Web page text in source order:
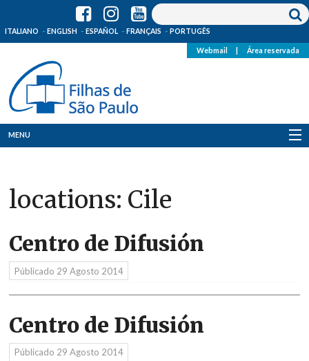
ITALIANO ENGLISH ESPAÑOL FRANÇAIS PORTUGÊS
Webmail Área reservada
MENU
Onde Estamos
Recursos
Media
locations: Cile
Centro de Difusión
Públicado 29 Agosto 2014
Centro de Difusión
Públicado 29 Agosto 2014